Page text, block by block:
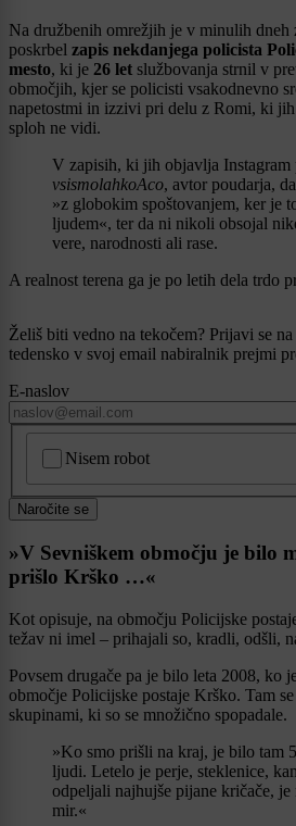
Na družbenih omrežjih je v minulih dneh
poskrbel zapis nekdanjega policista
mesto, ki je 26 let službovanja strnil v
območjih, kjer se policisti vsakodnevno
napetostmi in izzivi pri delu z Romi, ki
sploh ne vidi.
V zapisih, ki jih objavlja Instagram
vsismolahkoAco, avtor poudarja,
»z globokim spoštovanjem, ker je
ljudem«, ter da ni nikoli obsojal
vere, narodnosti ali rase.
A realnost terena ga je po letih dela trdo
Želiš biti vedno na tekočem? Prijavi se
tedensko v svoj email nabiralnik prejmi
E-naslov
Nisem robot
Naročite se
»V Sevniškem območju je bilo
prišlo Krško …«
Kot opisuje, na območju Policijske
težav ni imel – prihajali so, kradli, odšli,
Povsem drugače pa je bilo leta 2008, ko
območje Policijske postaje Krško. Tam
skupinami, ki so se množično spopadale.
»Ko smo prišli na kraj, je bilo tam
ljudi. Letelo je perje, steklenice,
odpeljali najhujše pijane kričače, je
mir.«